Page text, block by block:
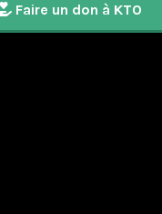
Faire un don à KTO